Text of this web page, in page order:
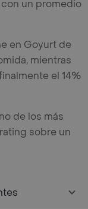
un promedio
en Goyurt de
mientras
el 14%
de los más
sobre un